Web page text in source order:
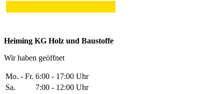
Heiming KG Holz und Baustoffe
Wir haben geöffnet
Mo. - Fr. 6:00 - 17:00 Uhr
Sa.
7:00 - 12:00 Uhr